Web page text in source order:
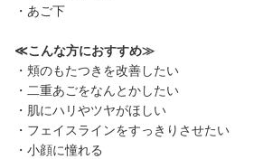
・あご下
≪こんな方におすすめ≫
・頬のもたつきを改善したい
・二重あごをなんとかしたい
・肌にハリやツヤがほしい
・フェイスラインをすっきりさせたい
・小顔に憧れる